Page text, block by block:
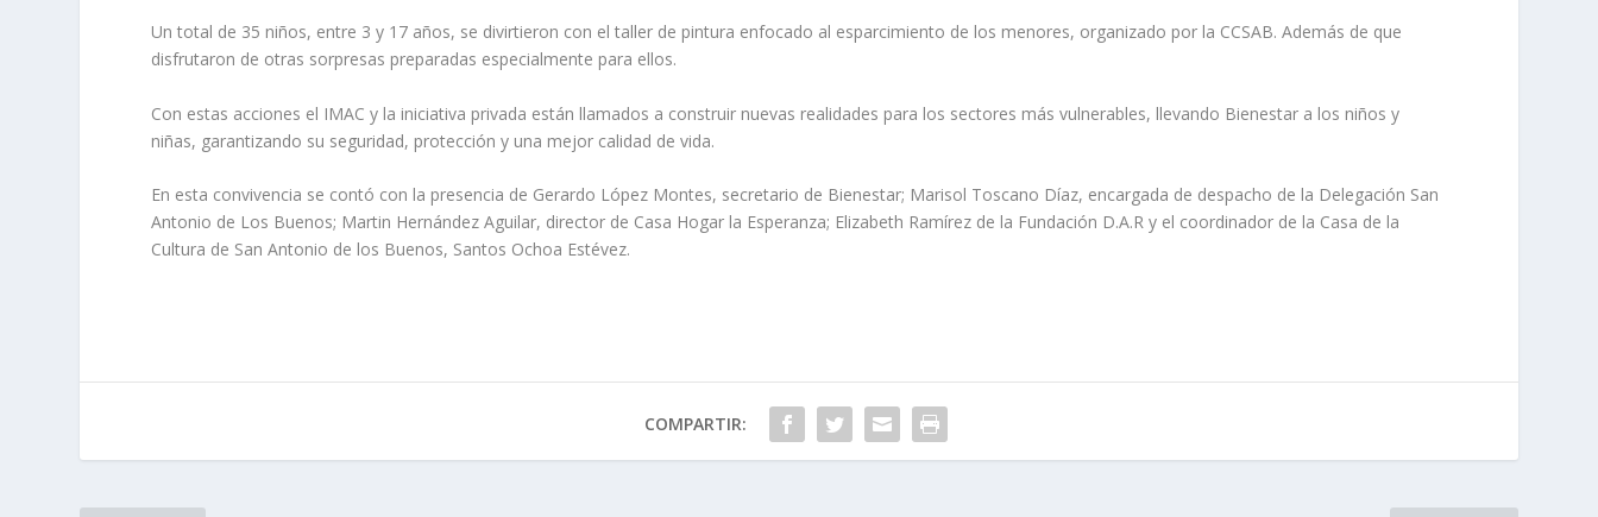
Un total de 35 niños, entre 3 y 17 años, se divirtieron con el taller de pintura enfocado al esparcimiento de los menores, organizado por la CCSAB. Además de que
disfrutaron de otras sorpresas preparadas especialmente para ellos.
Con estas acciones el IMAC y la iniciativa privada están llamados a construir nuevas realidades para los sectores más vulnerables, llevando Bienestar a los niños y
niñas, garantizando su seguridad, protección y una mejor calidad de vida.
En esta convivencia se contó con la presencia de Gerardo López Montes, secretario de Bienestar; Marisol Toscano Díaz, encargada de despacho de la Delegación San
Antonio de Los Buenos; Martin Hernández Aguilar, director de Casa Hogar la Esperanza; Elizabeth Ramírez de la Fundación D.A.R y el coordinador de la Casa de la
Cultura de San Antonio de los Buenos, Santos Ochoa Estévez.
COMPARTIR: